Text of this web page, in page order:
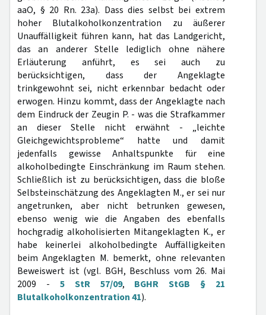
aaO, § 20 Rn. 23a). Dass dies selbst bei extrem
hoher Blutalkoholkonzentration zu äußerer
Unauffälligkeit führen kann, hat das Landgericht,
das an anderer Stelle lediglich ohne nähere
Erläuterung anführt, es sei auch zu
berücksichtigen, dass der Angeklagte
trinkgewohnt sei, nicht erkennbar bedacht oder
erwogen. Hinzu kommt, dass der Angeklagte nach
dem Eindruck der Zeugin P. - was die Strafkammer
an dieser Stelle nicht erwähnt - „leichte
Gleichgewichtsprobleme“ hatte und damit
jedenfalls gewisse Anhaltspunkte für eine
alkoholbedingte Einschränkung im Raum stehen.
Schließlich ist zu berücksichtigen, dass die bloße
Selbsteinschätzung des Angeklagten M., er sei nur
angetrunken, aber nicht betrunken gewesen,
ebenso wenig wie die Angaben des ebenfalls
hochgradig alkoholisierten Mitangeklagten K., er
habe keinerlei alkoholbedingte Auffälligkeiten
beim Angeklagten M. bemerkt, ohne relevanten
Beweiswert ist (vgl. BGH, Beschluss vom 26. Mai
2009 - 5 StR 57/09, BGHR StGB § 21
Blutalkoholkonzentration 41).